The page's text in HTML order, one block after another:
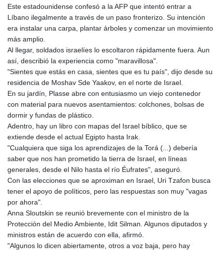
LTL 2.95274
LVL 0.60489
LYD 6.364992
MDL 17.365547
4302.500677
MKD 53.244888
MMK
2099.302342
3598.197717
MRU 40.080055
MUR 46.980119
MVR 15.449507
MWK
1737.000536
MYR 4.089029
MZN 63.910031
NGN
Este estadounidense confesó a la AFP que intentó entrar a
Líbano ilegalmente a través de un paso fronterizo. Su intención
era instalar una carpa, plantar árboles y comenzar un movimiento
más amplio.
Al llegar, soldados israelíes lo escoltaron rápidamente fuera. Aun
así, describió la experiencia como "maravillosa".
"Sientes que estás en casa, sientes que es tu país", dijo desde su
residencia de Moshav Sde Yaakov, en el norte de Israel.
En su jardín, Plasse abre con entusiasmo un viejo contenedor
con material para nuevos asentamientos: colchones, bolsas de
dormir y fundas de plástico.
Adentro, hay un libro con mapas del Israel bíblico, que se
extiende desde el actual Egipto hasta Irak.
"Cualquiera que siga los aprendizajes de la Torá (...) debería
saber que nos han prometido la tierra de Israel, en líneas
generales, desde el Nilo hasta el río Éufrates", aseguró.
Con las elecciones que se aproximan en Israel, Uri Tzafon busca
tener el apoyo de políticos, pero las respuestas son muy "vagas
por ahora".
Anna Sloutskin se reunió brevemente con el ministro de la
Protección del Medio Ambiente, Idit Silman. Algunos diputados y
ministros están de acuerdo con ella, afirmó.
"Algunos lo dicen abiertamente, otros a voz baja, pero hay